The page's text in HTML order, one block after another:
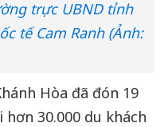
trực UBND tỉnh
tế Cam Ranh (Ảnh:
Hòa đã đón 19
30.000 du khách